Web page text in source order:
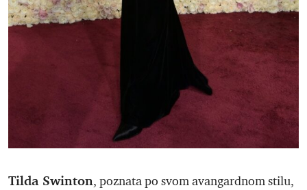
Tilda Swinton, poznata po svom avangardnom stilu,